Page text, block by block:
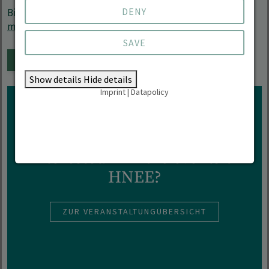
Bitte melden Sie sich mit einer kurzen E-Mail an
master(at)hnee.de. Wir senden Ihnen den Zugangslink.
Interested in more events of
HNEE?
ZUR VERANSTALTUNGÜBERSICHT
DENY
SAVE
Show details Hide details
Imprint|Datapolicy